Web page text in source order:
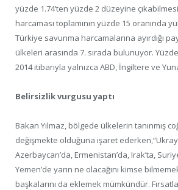
yüzde 1.74’ten yüzde 2 düzeyine
harcaması toplamının yüzde 15 oranında
Türkiye savunma harcamalarına ayırdığı
ülkeleri arasında 7. sırada bulunuyor. Yüzde
2014 itibarıyla yalnızca ABD, İngiltere ve
Belirsizlik vurgusu yaptı
Bakan Yılmaz, bölgede ülkelerin tanınmış
değişmekte olduğuna işaret
Azerbaycan’da, Ermenistan’da, Irak’ta,
Yemen’de yarın ne olacağını kimse
başkalarını da eklemek mümkündür.